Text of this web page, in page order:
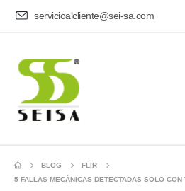
servicioalcliente@sei-sa.com
BLOG
FLIR
5 FALLAS MECÁNICAS DETECTADAS SOLO CON